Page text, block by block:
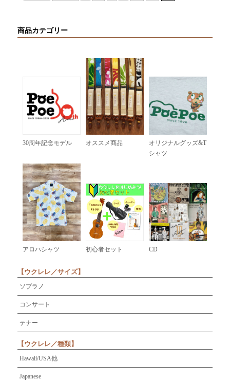
商品カテゴリー
30周年記念モデル オススメ商品
オリジナルグッズ&T
シャツ
アロハシャツ 初心者セット CD
【ウクレレ／サイズ】
ソプラノ
コンサート
テナー
【ウクレレ／種類】
Hawaii/USA他
Japanese